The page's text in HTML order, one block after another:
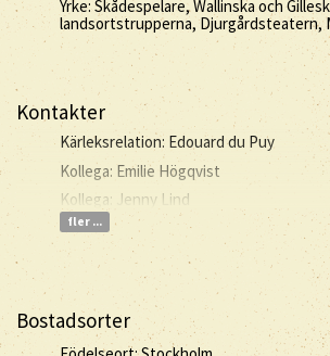
Yrke: Skådespelare, Wallinska och
landsortstrupperna, Djurgårdsteatern,
Kontakter
Kärleksrelation: Edouard du Puy
Kollega: Emilie Högqvist
Kollega: Jenny Lind
fler ...
Bostadsorter